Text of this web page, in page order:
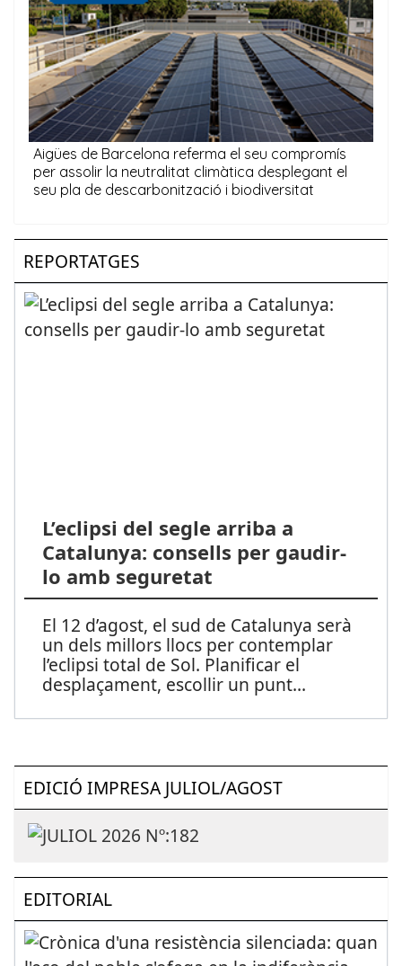
REPORTATGES
L’eclipsi del segle arriba a
Catalunya: consells per gaudir-
lo amb seguretat
El 12 d’agost, el sud de Catalunya serà
un dels millors llocs per contemplar
l’eclipsi total de Sol. Planificar el
desplaçament, escollir un punt...
EDICIÓ IMPRESA JULIOL/AGOST
EDITORIAL